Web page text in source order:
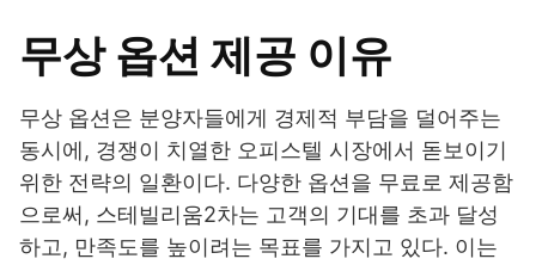
무상 옵션 제공 이유
무상 옵션은 분양자들에게 경제적 부담을 덜어주는
동시에, 경쟁이 치열한 오피스텔 시장에서 돋보이기
위한 전략의 일환이다. 다양한 옵션을 무료로 제공함
으로써, 스테빌리움2차는 고객의 기대를 초과 달성
하고, 만족도를 높이려는 목표를 가지고 있다. 이는